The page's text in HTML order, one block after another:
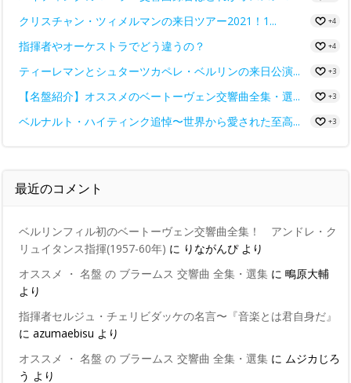
クリスチャン・ツィメルマンの来日ツアー2021！1... +4
指揮者やオーケストラでどう違うの？ +4
ティーレマンとシュターツカペレ・ベルリンの来日公演... +3
【名盤紹介】オススメのベートーヴェン交響曲全集・選... +3
ベルナルト・ハイティンク追悼〜世界から愛された至高... +3
最近のコメント
ベルリンフィル初のベートーヴェン交響曲全集！ アンドレ・ク
リュイタンス指揮(1957-60年) に りながんぴより
オススメ ・ 名盤 の ブラームス 交響曲 全集・選集 に 鴫原大輔
より
指揮者セルジュ・チェリビダッケの名言〜『音楽とは君自身だ』
に azumaebisu より
オススメ ・ 名盤 の ブラームス 交響曲 全集・選集 に ムジカじろ
う より